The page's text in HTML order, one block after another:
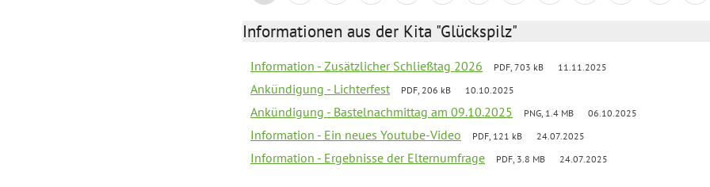
Informationen aus der Kita "Glückspilz"
Information - Zusätzlicher Schließtag 2026 PDF, 703 kB 11.11.2025
Ankündigung - Lichterfest PDF, 206 kB 10.10.2025
Ankündigung - Bastelnachmittag am 09.10.2025 PNG, 1.4 MB 06.10.2025
Information - Ein neues Youtube-Video PDF, 121 kB 24.07.2025
Information - Ergebnisse der Elternumfrage PDF, 3.8 MB 24.07.2025